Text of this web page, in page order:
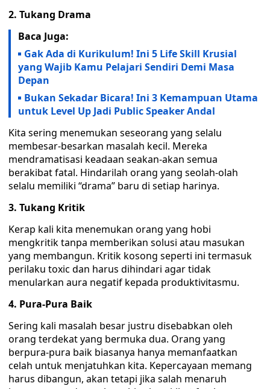
2. Tukang Drama
Baca Juga:
Gak Ada di Kurikulum! Ini 5 Life Skill Krusial
yang Wajib Kamu Pelajari Sendiri Demi Masa
Depan
Bukan Sekadar Bicara! Ini 3 Kemampuan Utama
untuk Level Up Jadi Public Speaker Andal
Kita sering menemukan seseorang yang selalu
membesar-besarkan masalah kecil. Mereka
mendramatisasi keadaan seakan-akan semua
berakibat fatal. Hindarilah orang yang seolah-olah
selalu memiliki “drama” baru di setiap harinya.
3. Tukang Kritik
Kerap kali kita menemukan orang yang hobi
mengkritik tanpa memberikan solusi atau masukan
yang membangun. Kritik kosong seperti ini termasuk
perilaku toxic dan harus dihindari agar tidak
menularkan aura negatif kepada produktivitasmu.
4. Pura-Pura Baik
Sering kali masalah besar justru disebabkan oleh
orang terdekat yang bermuka dua. Orang yang
berpura-pura baik biasanya hanya memanfaatkan
celah untuk menjatuhkan kita. Kepercayaan memang
harus dibangun, akan tetapi jika salah menaruh